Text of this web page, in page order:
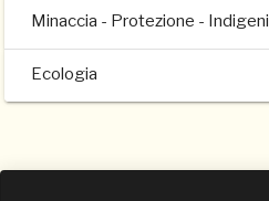
Minaccia - Protezione - Indigeni
Ecologia